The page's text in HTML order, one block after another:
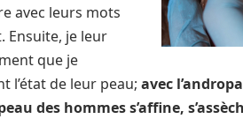
avec leurs mots
Ensuite, je leur
que je
l’état de leur peau; avec
des hommes s’affine,